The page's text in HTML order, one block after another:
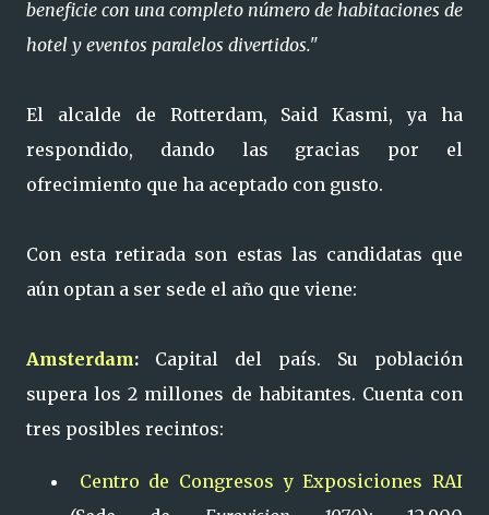
beneficie con una completo número de habitaciones de
hotel y eventos paralelos divertidos."
El alcalde de Rotterdam, Said Kasmi, ya ha
respondido, dando las gracias por el
ofrecimiento que ha aceptado con gusto.
Con esta retirada son estas las candidatas que
aún optan a ser sede el año que viene:
Amsterdam: Capital del país. Su población
supera los 2 millones de habitantes. Cuenta con
tres posibles recintos:
Centro de Congresos y Exposiciones RAI